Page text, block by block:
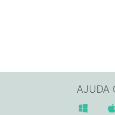
AJUDA